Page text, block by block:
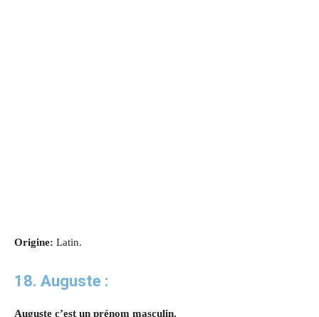
Origine: Latin.
18. Auguste :
Auguste c’est un prénom masculin.